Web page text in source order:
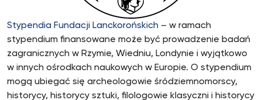
Stypendia Fundacji Lanckorońskich – w ramach
stypendium finansowane może być prowadzenie badań
zagranicznych w Rzymie, Wiedniu, Londynie i wyjątkowo
w innych ośrodkach naukowych w Europie. O stypendium
mogą ubiegać się archeologowie śródziemnomorscy,
historycy, historycy sztuki, filologowie klasyczni i historycy